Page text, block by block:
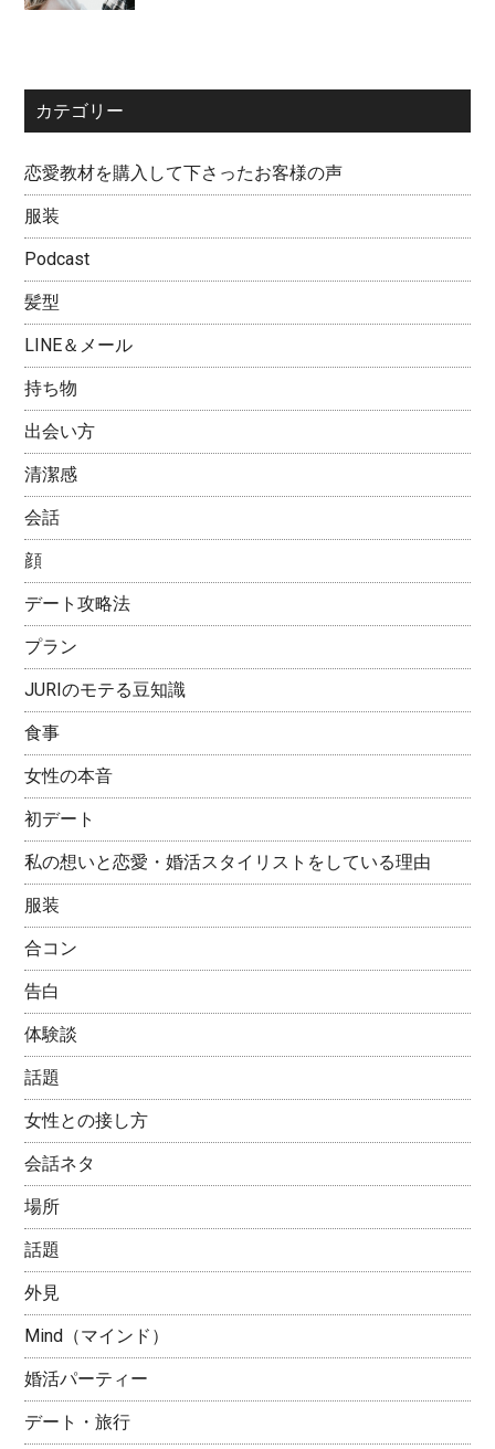
カテゴリー
恋愛教材を購入して下さったお客様の声
服装
Podcast
髪型
LINE＆メール
持ち物
出会い方
清潔感
会話
顔
デート攻略法
プラン
JURIのモテる豆知識
食事
女性の本音
初デート
私の想いと恋愛・婚活スタイリストをしている理由
服装
合コン
告白
体験談
話題
女性との接し方
会話ネタ
場所
話題
外見
Mind（マインド）
婚活パーティー
デート・旅行